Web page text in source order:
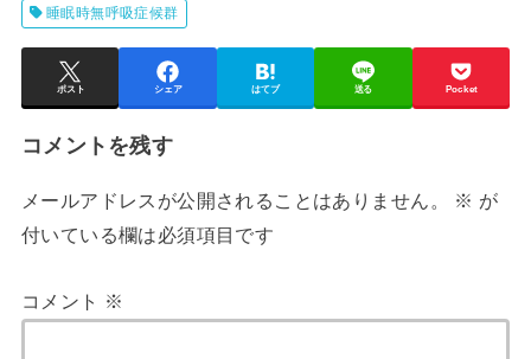
睡眠時無呼吸症候群
ポスト シェア はてブ 送る Pocket
コメントを残す
メールアドレスが公開されることはありません。 ※ が
付いている欄は必須項目です
コメント ※